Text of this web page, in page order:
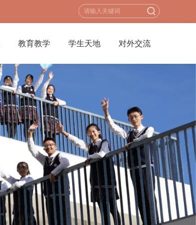
教育教学 学生天地 对外交流